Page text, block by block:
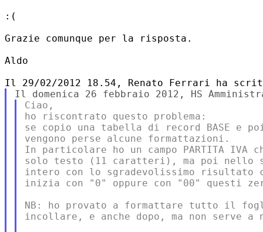
:(
Grazie comunque per la risposta.
Aldo
Ciao,
ho riscontrato questo problema:
se copio una tabella di record BASE e
vengono perse alcune formattazioni.
In particolare ho un campo PARTITA IVA
solo testo (11 caratteri), ma poi nello
intero con lo sgradevolissimo risultato
inizia con "0" oppure con "00" questi
NB: ho provato a formattare tutto il
incollare, e anche dopo, ma non serve a